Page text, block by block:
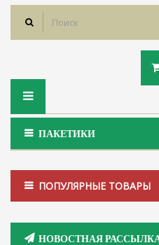
Toggle
ПАКЕТИКИ
ПОПУЛЯРНЫЕ ТОВАРЫ
НОВОСТНАЯ